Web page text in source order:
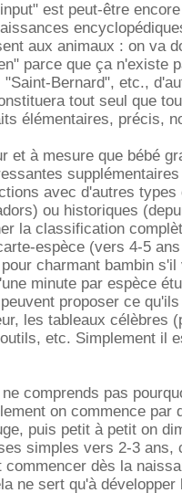
est peut-être
aux animaux : on va
parce que ça n'existe
Bernard", etc.,
tout seul que
élémentaires, précis,
et à mesure que bébé
avec d'autres
ou historiques
la classification
espèce (vers 4-5
charmant bambin
minute par espèce
proposer ce
les tableaux célèbres
etc. Simplement il
comprends pas
on commence
puis petit à petit on
simples vers 2-3
commencer dès la
ne sert qu'à